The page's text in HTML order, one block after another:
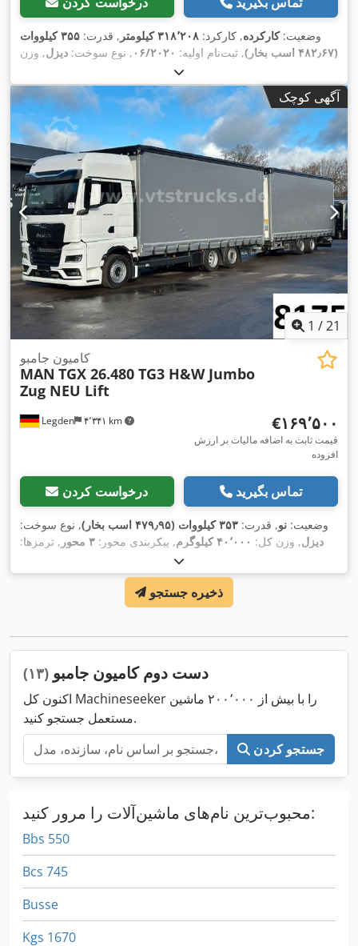
وضعیت:کارکرده, کارکرد: ۳۱۸٬۲۰۸ کیلومتر , قدرت:
۳۵۵ کیلووات
(۴۸۲٫۶۷ اسب بخار)
, ثبت‌نام اولیه: ۰۶/۲۰۲۰ , نوع سوخت: دیزل, وزن
, پیکربندی محور:
چرخ‌دنده:خودکار, کلاس انتشار:یورو ۶ , عرض کل:۲٬۵۵۰ میلی‌متر
,
ارتفاع کل:۴٬۰۰۰ میلی‌متر , حجم فضای بارگیری:۱۱۸ متر مکعب
,
طول فضای بارگیری: ۷٬۴۵۰ میلی‌متر , عرض فضای بارگیری:
۲٬۵۵۰
میلی‌متر , ارتفاع فضای بارگیری:۲٬۹۰۰ میلی‌متر , تجهیزات:اِی‌بی‌اِس‎,
بخاری پارکینگ, برنامه پایداری الکترونیکی (ESP), تهویه مطبوع,
سیستم ناوبری
آگهی کوچک
1 /21
Legden ۴٬۳۴۱ km
کامیون جامبو
MAN TGX 26.480 TG3 H&W Jumbo
Zug NEU Lift
‎€۱۶۹٬۵۰۰
قیمت ثابت به اضافه مالیات بر ارزش
افزوده
درخواست کردن تماس بگیرید
وضعیت: نو, قدرت: ۳۵۳ کیلووات (۴۷۹٫۹۵ اسب بخار)
, نوع سوخت:
دیزل, وزن کل: ۴۰٬۰۰۰ کیلوگرم , پیکربندی محور: ۳ محور
, ترمزها:
, نوع چرخ‌دنده:
عرض کل:۲٬۵۵۰ میلی‌متر , ارتفاع کل:۴٬۰۰۰ میلی‌متر
, حجم فضای
, طول فضای بارگیری:
عرض فضای بارگیری:۲٬۴۸۰ میلی‌متر , ارتفاع فضای بارگیری:
برنامه پایداری الکترونیکی (ESP), تهویه مطبوع, سیستم ناوبری,
ذخیره جستجو
دست دوم کامیون جامبو (۱۳)
اکنون کل Machineseeker را با بیش از ۲۰۰٬۰۰۰ ماشین
مستعمل جستجو کنید.
جستجو کردن
محبوب‌ترین نام‌های ماشین‌آلات را مرور کنید:
Bbs 550
Bcs 745
Busse
Kgs 1670